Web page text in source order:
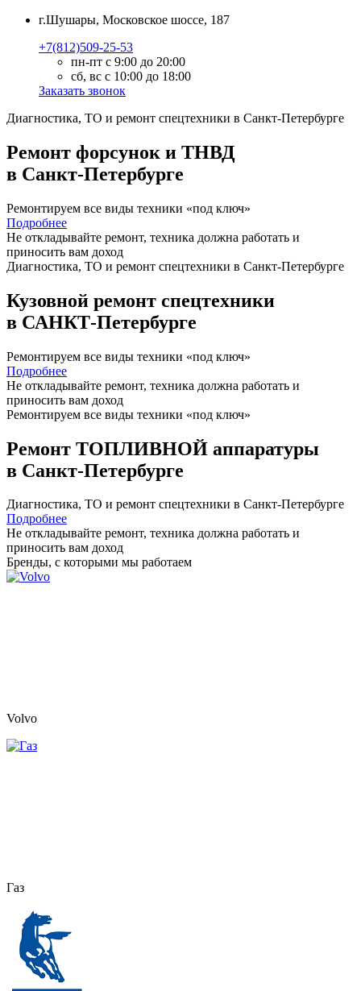
г.Шушары, Московское шоссе, 187
+7(812)509-25-53
пн-пт с 9:00 до 20:00
сб, вс с 10:00 до 18:00
Заказать звонок
Диагностика, ТО и ремонт спецтехники в Санкт-Петербурге
Ремонт форсунок и ТНВД
в Санкт-Петербурге
Ремонтируем все виды техники «под ключ»
Подробнее
Не откладывайте ремонт, техника должна работать и
приносить вам доход
Диагностика, ТО и ремонт спецтехники в Санкт-Петербурге
Кузовной ремонт спецтехники
в САНКТ-Петербурге
Ремонтируем все виды техники «под ключ»
Подробнее
Не откладывайте ремонт, техника должна работать и
приносить вам доход
Ремонтируем все виды техники «под ключ»
Ремонт ТОПЛИВНОЙ аппаратуры
в Санкт-Петербурге
Диагностика, ТО и ремонт спецтехники в Санкт-Петербурге
Подробнее
Не откладывайте ремонт, техника должна работать и
приносить вам доход
Бренды, с которыми мы работаем
Volvo
Газ